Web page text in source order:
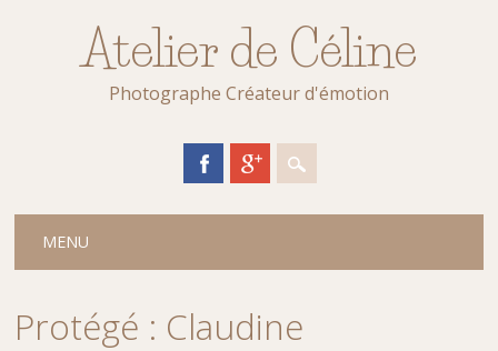
Atelier de Céline
Photographe Créateur d'émotion
Main menu
MENU
Protégé : Claudine